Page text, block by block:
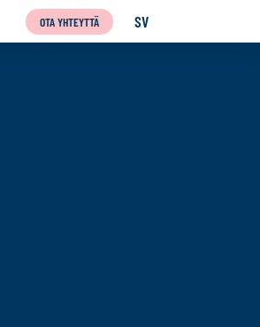
OTA YHTEYTTÄ SV
SVENSKA